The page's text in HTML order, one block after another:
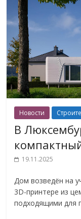
Новости
В
19.11.2025
Дом возведён на
3D-принтере из
подходящими для